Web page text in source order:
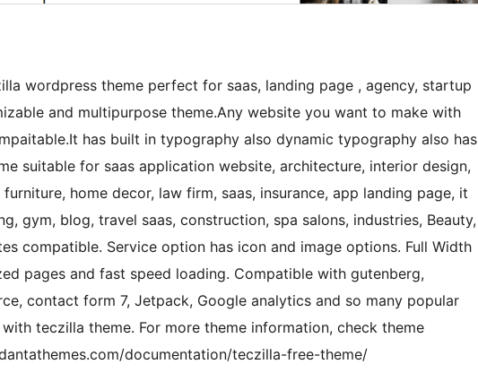
wordpress theme perfect for saas, landing page , agency, startup
and multipurpose theme.Any website you want to make with
has built in typography also dynamic typography also has
suitable for saas application website, architecture, interior design,
home decor, law firm, saas, insurance, app landing page, it
gym, blog, travel saas, construction, spa salons, industries, Beauty,
compatible. Service option has icon and image options. Full Width
pages and fast speed loading. Compatible with gutenberg,
contact form 7, Jetpack, Google analytics and so many popular
teczilla theme. For more theme information, check theme
documentation/teczilla-free-theme/